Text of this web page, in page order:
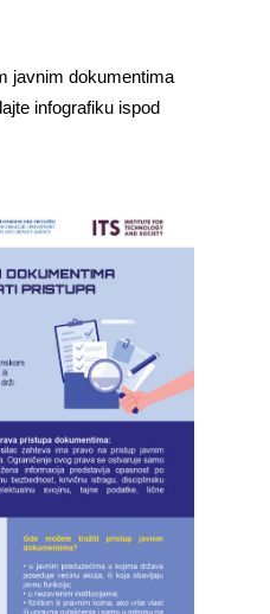
javnim dokumentima
infografiku ispod